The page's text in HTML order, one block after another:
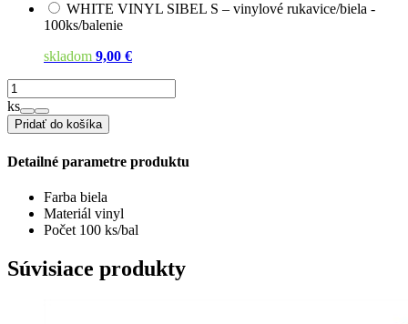
WHITE VINYL SIBEL S – vinylové rukavice/biela -
100ks/balenie
skladom 9,00 €
ks
Pridať do košíka
Detailné parametre produktu
Farba biela
Materiál vinyl
Počet 100 ks/bal
Súvisiace produkty